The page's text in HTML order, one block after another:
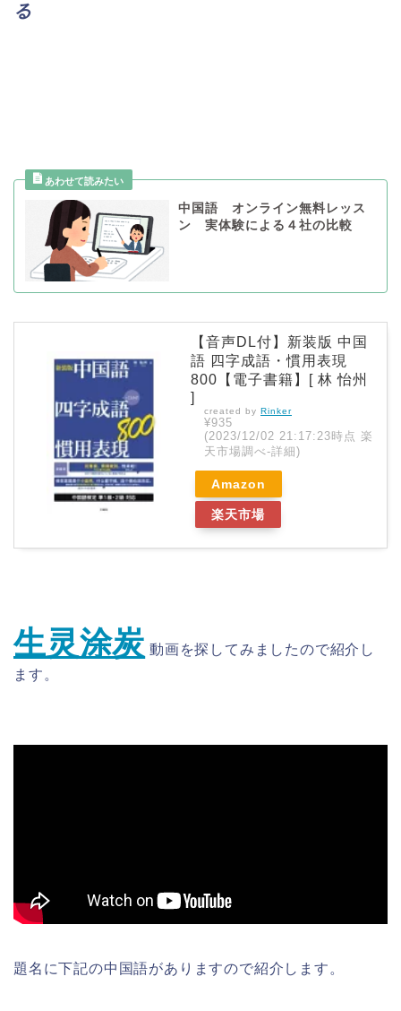
る
中国語 オンライン無料レッス
ン 実体験による４社の比較
【音声DL付】新装版 中国
語 四字成語・慣用表現
800【電子書籍】[ 林 怡州
]
created by Rinker
¥935
(2023/12/02 21:17:23時点 楽
天市場調べ-詳細)
Amazon
楽天市場
生灵涂炭 動画を探してみましたので紹介し
ます。
題名に下記の中国語がありますので紹介します。